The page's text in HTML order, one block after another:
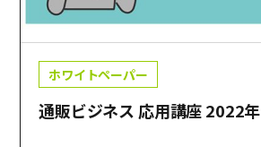
ホワイトペーパー
通販ビジネス 応用講座 2022